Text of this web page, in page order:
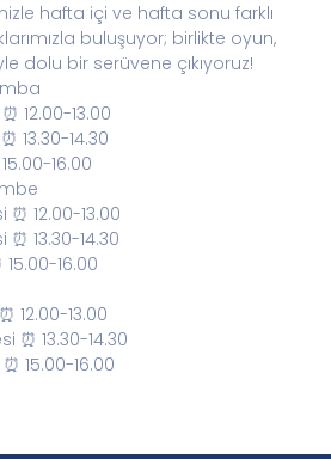
hafta içi ve hafta sonu farklı
buluşuyor; birlikte oyun,
dolu bir serüvene çıkıyoruz!
12.00-13.00
13.30-14.30
16.00
12.00-13.00
13.30-14.30
16.00
12.00-13.00
⏰ 13.30-14.30
15.00-16.00